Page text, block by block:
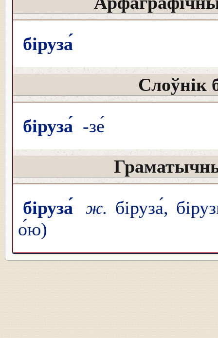
біруза́
Слоўнік
біруза́ -зе́
біруза́ ж. біруза́,
о́ю)